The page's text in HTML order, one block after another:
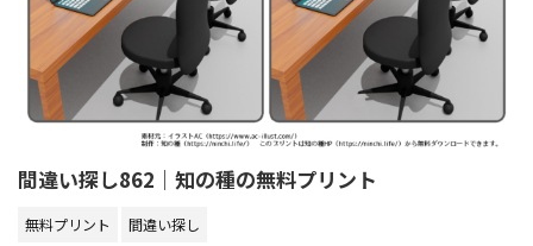
間違い探し862｜知の種の無料プリント
無料プリント 間違い探し